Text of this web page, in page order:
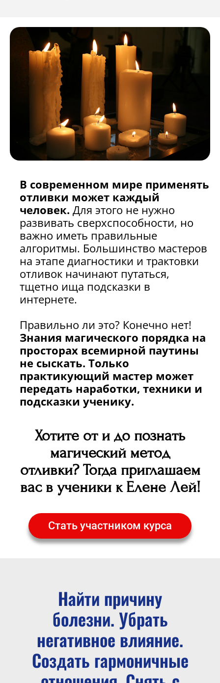
В современном мире применять
отливки может каждый
человек. Для этого не нужно
развивать сверхспособности, но
важно иметь правильные
алгоритмы. Большинство мастеров
на этапе диагностики и трактовки
отливок начинают путаться,
тщетно ища подсказки в
интернете.
Правильно ли это? Конечно нет!
Знания магического порядка на
просторах всемирной паутины
не сыскать. Только
практикующий мастер может
передать наработки, техники и
подсказки ученику.
Хотите от и до познать
магический метод
отливки? Тогда приглашаем
вас в ученики к Елене Лей!
Стать участником курса
Найти причину
болезни. Убрать
негативное влияние.
Создать гармоничные